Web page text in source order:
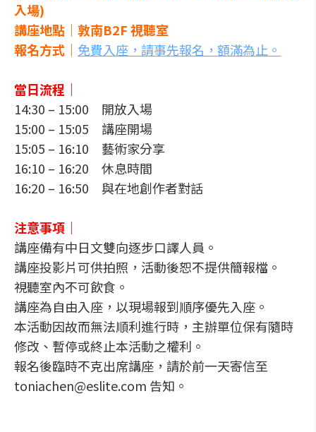
入場)
講座地點｜敦南B2F 視聽室
報名方式｜ 免費入座，請事先報名，額滿為止。
當日流程｜
14:30 – 15:00 開放入場
15:00 – 15:05 講座開場
15:05 – 16:10 藝術家分享
16:10 – 16:20 休息時間
16:20 – 16:50 與在地創作者對話
注意事項｜
講座備有中日文雙向逐步口譯人員。
講座投影片可供拍照，活動後恕不提供簡報檔。
視聽室內不可飲食。
講座為自由入座，以現場報到順序優先入座。
本活動因故而無法順利進行時，主辦單位保有隨時
修改、暫停或終止本活動之權利。
報名後臨時不克出席講座，請於前一天寄信至
toniachen@eslite.com 告知。